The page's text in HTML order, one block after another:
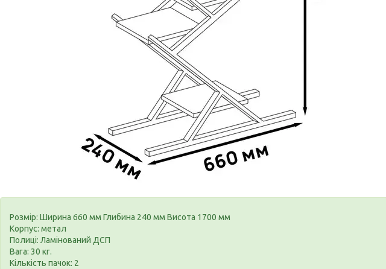
Розмір: Ширина 660 мм Глибина 240 мм Висота 1700 мм
Корпус: метал
Полиці: Ламінований ДСП
Вага: 30 кг.
Кількість пачок: 2